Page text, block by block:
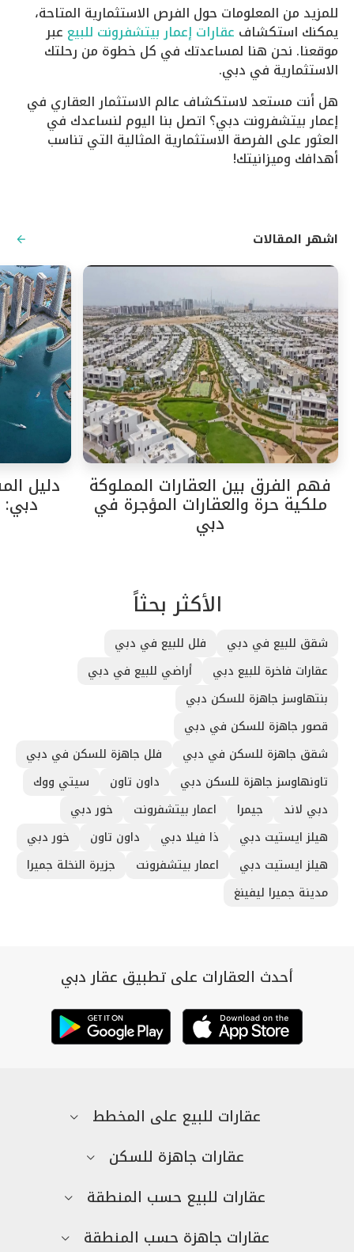
للمزيد من المعلومات حول الفرص الاستثمارية المتاحة،
يمكنك استكشاف عقارات إعمار بيتشفرونت للبيععبر
موقعنا. نحن هنا لمساعدتك في كل خطوة من رحلتك
الاستثمارية في دبي.
هل أنت مستعد لاستكشاف عالم الاستثمار العقاري في
إعمار بيتشفرونت دبي؟ اتصل بنا اليوم لنساعدك في
العثور على الفرصة الاستثمارية المثالية التي تناسب
أهدافك وميزانيتك!
اشهر المقالات
فهم الفرق بين العقارات المملوكة
ملكية حرة والعقارات المؤجرة في
دبي
دليل
دبي:
الأكثر بحثاً
شقق للبيع في دبي
فلل للبيع في دبي
عقارات فاخرة للبيع دبي
أراضي للبيع في دبي
بنتهاوسز جاهزة للسكن دبي
قصور جاهزة للسكن في دبي
شقق جاهزة للسكن في دبي
فلل جاهزة للسكن في دبي
تاونهاوسز جاهزة للسكن دبي
داون تاون
سيتي ووك
دبي لاند
جيمرا اعمار بيتشفرونت
خور دبي
هيلز ايستيت دبي
ذا فيلا دبي داون تاون
خور دبي
هيلز ايستيت دبي
اعمار بيتشفرونت
جزيرة النخلة جميرا
مدينة جميرا ليفينغ
أحدث العقارات على تطبيق عقار دبي
عقارات للبيع على المخطط
عقارات جاهزة للسكن
عقارات للبيع حسب المنطقة
عقارات جاهزة حسب المنطقة